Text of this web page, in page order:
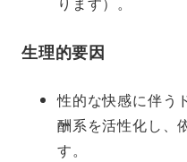
生理的要因
性的な快感に伴う
酬系を活性化し、
す。